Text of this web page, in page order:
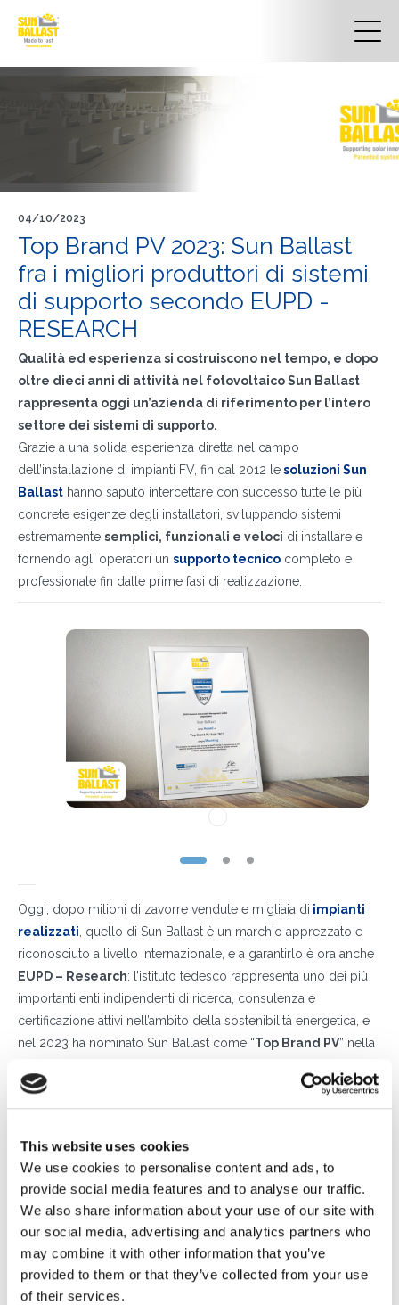
This website uses cookies
We use cookies to personalise content and ads, to
provide social media features and to analyse our traffic.
We also share information about your use of our site with
our social media, advertising and analytics partners who
may combine it with other information that you’ve
provided to them or that they’ve collected from your use
of their services.
04/10/2023
Top Brand PV 2023: Sun Ballast
fra i migliori produttori di sistemi
di supporto secondo EUPD -
RESEARCH
Qualità ed esperienza si costruiscono nel tempo, e dopo
oltre dieci anni di attività nel fotovoltaico Sun Ballast
rappresenta oggi un’azienda di riferimento per l’intero
settore dei sistemi di supporto.
Grazie a una solida esperienza diretta nel campo
dell’installazione di impianti FV, fin dal 2012 lesoluzioni Sun
Ballast hanno saputo intercettare con successo tutte le più
concrete esigenze degli installatori, sviluppando sistemi
estremamente semplici, funzionali e veloci di installare e
fornendo agli operatori un supporto tecnico completo e
professionale fin dalle prime fasi di realizzazione.
Oggi, dopo milioni di zavorre vendute e migliaia di impianti
realizzati , quello di Sun Ballast è un marchio apprezzato e
riconosciuto a livello internazionale, e a garantirlo è ora anche
EUPD – Research: l’istituto tedesco rappresenta uno dei più
importanti enti indipendenti di ricerca, consulenza e
certificazione attivi nell’ambito della sostenibilità energetica, e
nel 2023 ha nominato Sun Ballast come “Top Brand PV” nella
esperienza, della capacità continua di innovare e soprattutto
del contatto costante con le reali necessità degli installatori.
di mercato, e ha tenuto conto di fattori fondamentali come la
qualitàdelle strutture, leperformancecommerciali,
l’efficienza della distribuzione e le opinioni espresse
direttamente da migliaia di installatori durante numerosi
Per questo da oltre vent’anni EUPD – Research è riconosciuta in
tutto il mondo per la credibilità e la serietà delle sue